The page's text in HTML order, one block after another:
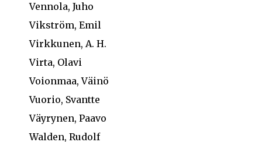
Vennola, Juho
Vikström, Emil
Virkkunen, A. H.
Virta, Olavi
Voionmaa, Väinö
Vuorio, Svantte
Väyrynen, Paavo
Walden, Rudolf